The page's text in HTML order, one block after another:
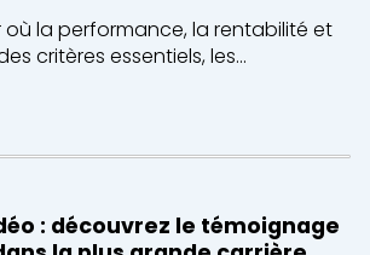
où la performance, la rentabilité et
critères essentiels, les...
: découvrez le témoignage